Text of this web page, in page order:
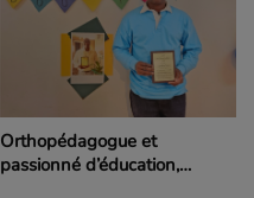
Orthopédagogue et
passionné d’éducation,